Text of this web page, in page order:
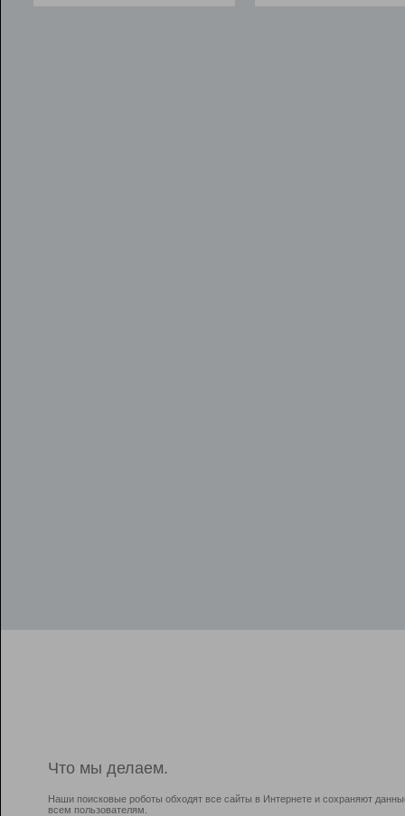
Что мы делаем.
Наши поисковые роботы обходят все сайты в Интернете и сохраняют
всем пользователям.